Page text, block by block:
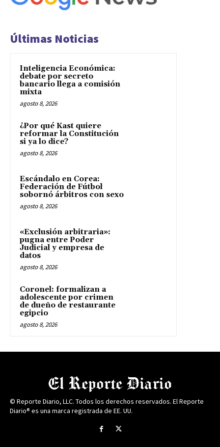
Últimas Noticias
Inteligencia Económica:
debate por secreto
bancario llega a comisión
mixta
agosto 8, 2026
¿Por qué Kast quiere
reformar la Constitución
si ya lo dice?
agosto 8, 2026
Escándalo en Corea:
Federación de Fútbol
sobornó árbitros con sexo
agosto 8, 2026
«Exclusión arbitraria»:
pugna entre Poder
Judicial y empresa de
datos
agosto 8, 2026
Coronel: formalizan a
adolescente por crimen
de dueño de restaurante
egipcio
agosto 8, 2026
© Reporte Diario, LLC. Todos los derechos reservados. El Reporte
Diario® es una marca registrada de EE. UU.